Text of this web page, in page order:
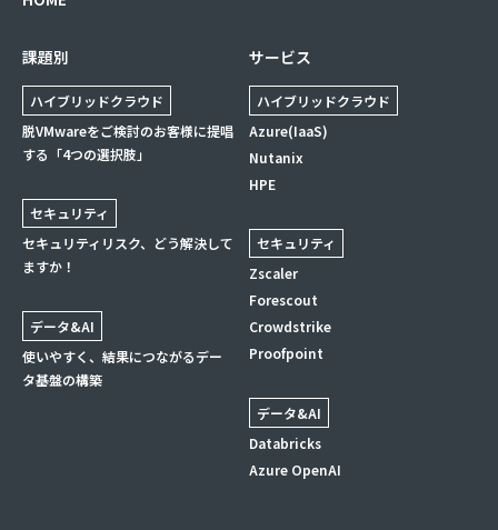
課題別
ハイブリッドクラウド
脱VMwareをご検討のお客様に提唱
する「4つの選択肢」
セキュリティ
セキュリティリスク、どう解決して
ますか！
データ&AI
使いやすく、結果につながるデー
タ基盤の構築
サービス
ハイブリッドクラウド
Azure(IaaS)
Nutanix
HPE
セキュリティ
Zscaler
Forescout
Crowdstrike
Proofpoint
データ&AI
Databricks
Azure OpenAI